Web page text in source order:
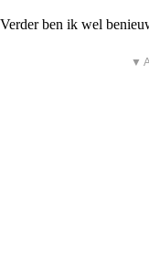
Verder ben ik wel
▼